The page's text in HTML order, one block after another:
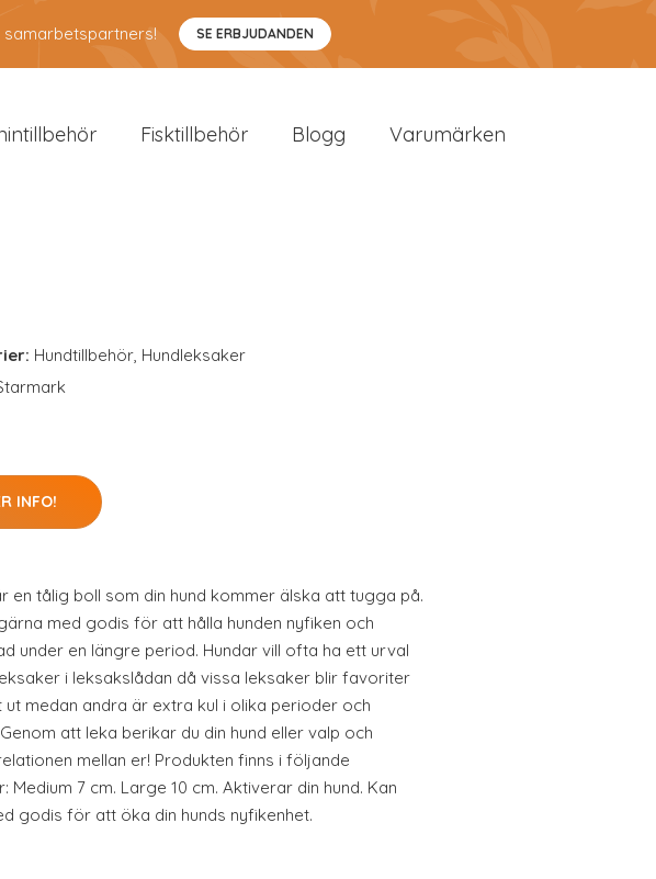
samarbetspartners! SE ERBJUDANDEN
Fisktillbehör Blogg Varumärken
Hundtillbehör, Hundleksaker
INFO!
en tålig boll som din hund kommer älska att tugga på.
med godis för att hålla hunden nyfiken och
under en längre period. Hundar vill ofta ha ett urval
i leksakslådan då vissa leksaker blir favoriter
ut medan andra är extra kul i olika perioder och
att leka berikar du din hund eller valp och
mellan er! Produkten finns i följande
Medium 7 cm. Large 10 cm. Aktiverar din hund. Kan
godis för att öka din hunds nyfikenhet.